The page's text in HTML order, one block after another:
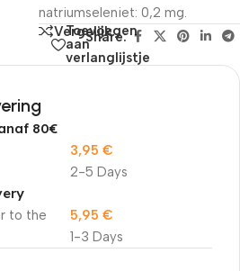
natriumseleniet: 0,2 mg.
Vergelijk
Toevoegen
aan
verlanglijstje
Share:
80€
2-5 Days
3,95 €
to the
1-3 Days
5,95 €